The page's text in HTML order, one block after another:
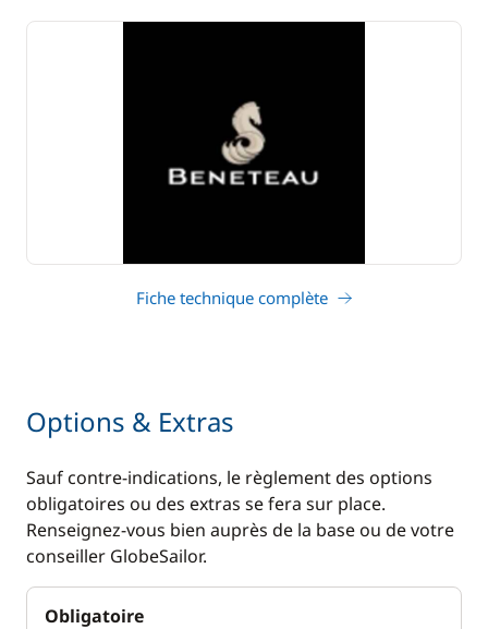
Fiche technique complète
Options & Extras
Sauf contre-indications, le règlement des options
obligatoires ou des extras se fera sur place.
Renseignez-vous bien auprès de la base ou de votre
conseiller GlobeSailor.
Obligatoire